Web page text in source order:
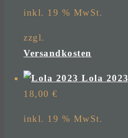
inkl. 19 % MwSt.
zzgl.
Versandkosten
Lola 2023
18,00 €
inkl. 19 % MwSt.